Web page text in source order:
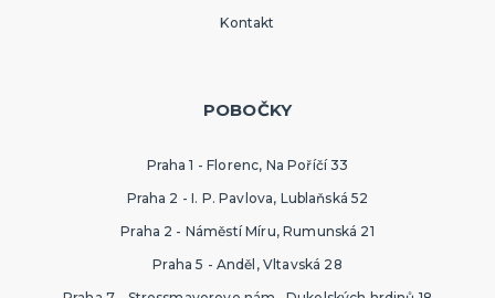
Kontakt
POBOČKY
Praha 1 - Florenc, Na Poříčí 33
Praha 2 - I. P. Pavlova, Lublaňská 52
Praha 2 - Náměstí Míru, Rumunská 21
Praha 5 - Anděl, Vltavská 28